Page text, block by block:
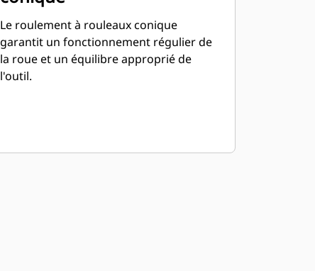
Le roulement à rouleaux conique
garantit un fonctionnement régulier de
la roue et un équilibre approprié de
l'outil.